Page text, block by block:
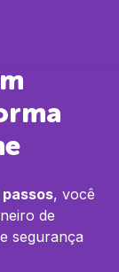
passos, você
de
segurança